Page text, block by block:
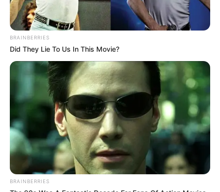
Κάθε πότε κληρώνει το Τζόκερ το 2026:
Ημέρες και ώρα
Συντάξεις Οκτωβρίου 2026: Πότε θα γίνει η
πληρωμή;
Συντάξεις Σεπτεμβρίου 2026 πληρωμή
Ακολουθήστε το evianews.com στοGoogle
News
ΤΑ ΠΙΟ ΔΗΜΟΦΙΛΗ
BRAINBERRIES
Did They Lie To Us In This Movie?
BRAINBERRIES